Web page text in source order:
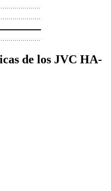
de los JVC HA-